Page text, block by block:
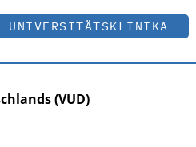
UNIVERSITÄTSKLINIKA
(VUD)